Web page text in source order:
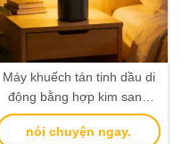
Máy khuếch tán tinh dầu di
động bằng hợp kim sang
trọng với đèn chiếu sáng tiện
lợi
nói chuyện ngay.